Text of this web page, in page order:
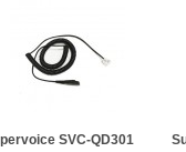
SVC-QD301